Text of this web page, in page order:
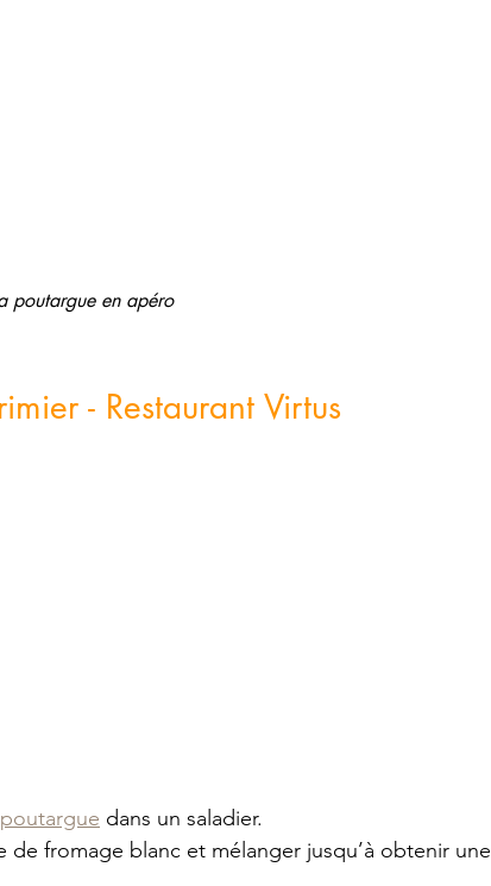
poutargue en apéro
- Restaurant Virtus
poutargue dans un saladier.
fromage blanc et mélanger jusqu’à obtenir une